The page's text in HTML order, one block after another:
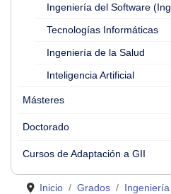
Ingeniería del Software
Tecnologías Informáticas
Ingeniería de la Salud
Inteligencia Artificial
Másteres
Doctorado
Cursos de Adaptación a GII
Inicio Grados